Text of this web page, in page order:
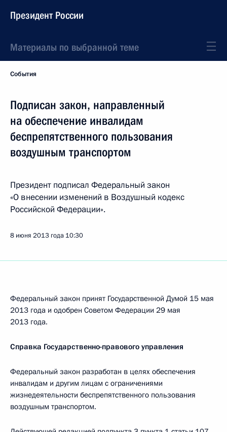
Президент России
Материалы по выбранной теме
События
Подписан закон, направленный
на обеспечение инвалидам
беспрепятственного пользования
воздушным транспортом
Президент подписал Федеральный закон
«О внесении изменений в Воздушный кодекс
Российской Федерации».
8 июня 2013 года 10:30
Федеральный закон принят Государственной Думой 15 мая
2013 года и одобрен Советом Федерации 29 мая
2013 года.
Справка Государственно-правового управления
Федеральный закон разработан в целях обеспечения
инвалидам и другим лицам с ограничениями
жизнедеятельности беспрепятственного пользования
воздушным транспортом.